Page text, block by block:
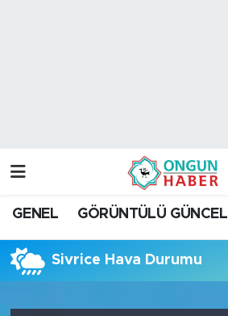
GENEL GÖRÜNTÜLÜ GÜNCEL
Sivrice Hava Durumu
Trafik Durumu
Tüm Manşetler
Son Dakika Haberleri